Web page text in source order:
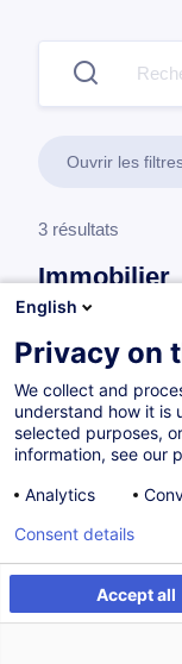
Ouvrir les
3 résultats
Immobilier
Obligations
à p.d.
English
Privacy on
We collect and
understand how it is
selected purposes,
information, see our
Analytics
Accept all
Consent details